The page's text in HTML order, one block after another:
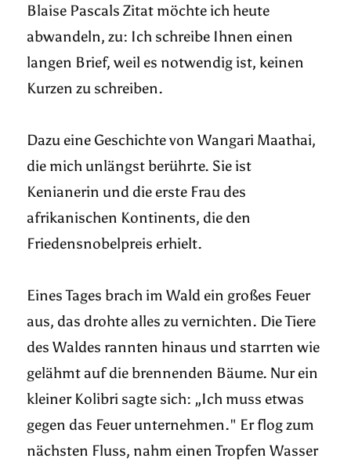
Blaise Pascals Zitat möchte ich heute
abwandeln, zu: Ich schreibe Ihnen einen
langen Brief, weil es notwendig ist, keinen
Kurzen zu schreiben.
Dazu eine Geschichte von Wangari Maathai,
die mich unlängst berührte. Sie ist
Kenianerin und die erste Frau des
afrikanischen Kontinents, die den
Friedensnobelpreis erhielt.
Eines Tages brach im Wald ein großes Feuer
aus, das drohte alles zu vernichten. Die Tiere
des Waldes rannten hinaus und starrten wie
gelähmt auf die brennenden Bäume. Nur ein
kleiner Kolibri sagte sich: „Ich muss etwas
gegen das Feuer unternehmen." Er flog zum
nächsten Fluss, nahm einen Tropfen Wasser